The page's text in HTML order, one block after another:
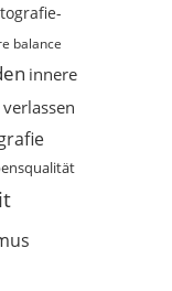
balance
innere